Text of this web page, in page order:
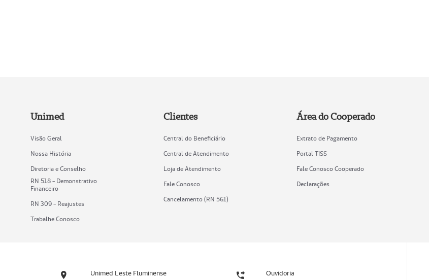
Unimed
Visão Geral
Nossa História
Diretoria e Conselho
RN 518 - Demonstrativo
Financeiro
RN 309 - Reajustes
Trabalhe Conosco
Clientes
Central do Beneficiário
Central de Atendimento
Loja de Atendimento
Fale Conosco
Cancelamento (RN 561)
Área do Cooperado
Extrato de Pagamento
Portal TISS
Fale Conosco Cooperado
Declarações
Unimed Leste Fluminense Ouvidoria